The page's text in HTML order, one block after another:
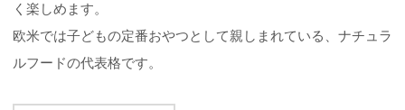
く楽しめます。
欧米では子どもの定番おやつとして親しまれている、ナチュラ
ルフードの代表格です。